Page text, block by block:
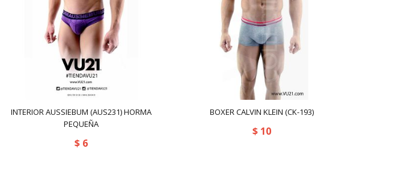
INTERIOR AUSSIEBUM (AUS231) HORMA
PEQUEÑA
$ 6
BOXER CALVIN KLEIN (CK-193)
$10